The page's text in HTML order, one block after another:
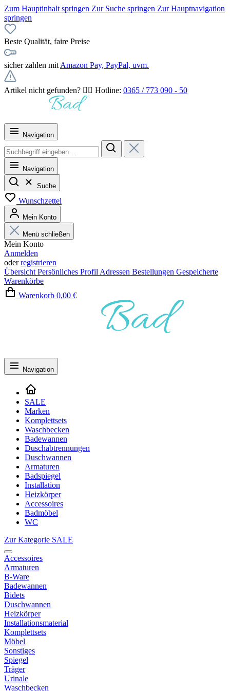
Zum Hauptinhalt springen Zur Suche springen Zur Hauptnavigation
springen
Beste Qualität, faire Preise
sicher zahlen mit Amazon Pay, PayPal, uvm.
Artikel nicht gefunden? 👉🏻 Hotline: 0365 / 773 090 - 50
Navigation
Navigation
Suche
Wunschzettel
Mein Konto
Menü schließen
Mein Konto
Anmelden
oderregistrieren
Übersicht Persönliches Profil Adressen Bestellungen Gespeicherte
Warenkörbe
Warenkorb 0,00 €
Navigation
SALE
Marken
Komplettsets
Waschbecken
Badewannen
Duschabtrennungen
Duschwannen
Armaturen
Badspiegel
Installation
Heizkörper
Accessoires
Badmöbel
WC
Zur Kategorie SALE
Accessoires
Armaturen
B-Ware
Badewannen
Bidets
Duschwannen
Heizkörper
Installationsmaterial
Komplettsets
Möbel
Sonstiges
Spiegel
Träger
Urinale
Waschbecken